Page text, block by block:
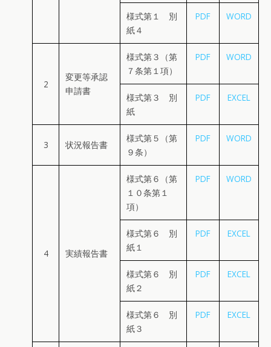
様式第１ 別
紙４
PDF WORD
2
変更等承認
申請書
様式第３（第
７条第１項）
PDF WORD
様式第３ 別
紙
PDF EXCEL
3 状況報告書
様式第５（第
９条）
PDF WORD
4 実績報告書
様式第６（第
１０条第１
項）
PDF WORD
様式第６ 別
紙１
PDF EXCEL
様式第６ 別
紙２
PDF EXCEL
様式第６ 別
紙３
PDF EXCEL